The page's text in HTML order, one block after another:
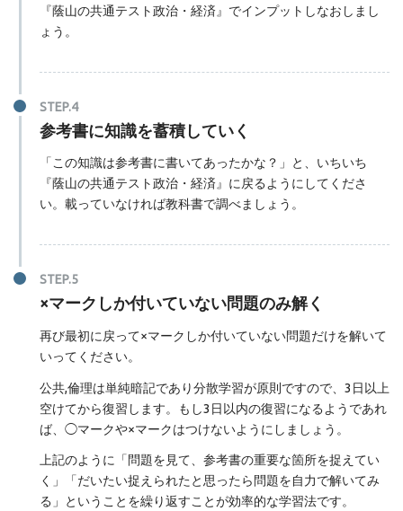
『蔭山の共通テスト政治・経済』でインプットしなおしまし
ょう。
参考書に知識を蓄積していく
「この知識は参考書に書いてあったかな？」と、いちいち
『蔭山の共通テスト政治・経済』に戻るようにしてくださ
い。載っていなければ教科書で調べましょう。
×マークしか付いていない問題のみ解く
再び最初に戻って×マークしか付いていない問題だけを解いて
いってください。
公共,倫理は単純暗記であり分散学習が原則ですので、3日以上
空けてから復習します。もし3日以内の復習になるようであれ
ば、◯マークや×マークはつけないようにしましょう。
上記のように「問題を見て、参考書の重要な箇所を捉えてい
く」「だいたい捉えられたと思ったら問題を自力で解いてみ
る」ということを繰り返すことが効率的な学習法です。